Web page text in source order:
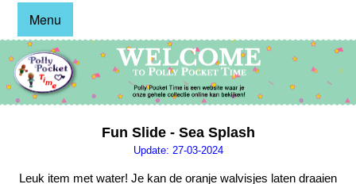
Menu
Fun Slide - Sea Splash
Update: 27-03-2024
Leuk item met water! Je kan de oranje walvisjes laten draaien